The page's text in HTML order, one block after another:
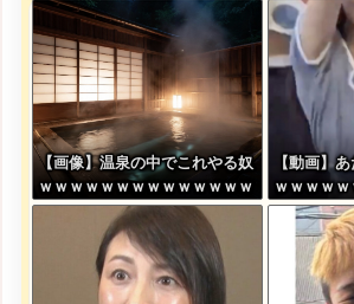
【画像】温泉の中でこれやる奴
ｗｗｗｗｗｗｗｗｗｗｗｗｗｗ
ｗｗ
【動画】
ｗｗｗｗ